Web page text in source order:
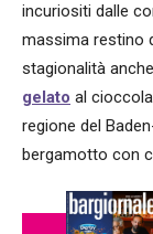
incuriositi dalle
massima restino
stagionalità
gelato al
regione del
bergamotto con